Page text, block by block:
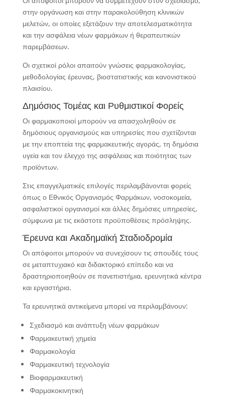
στην οργάνωση και στην παρακολούθηση κλινικών
μελετών, οι οποίες εξετάζουν την αποτελεσματικότητα
και την ασφάλεια νέων φαρμάκων ή θεραπευτικών
παρεμβάσεων.
Οι σχετικοί ρόλοι απαιτούν γνώσεις φαρμακολογίας,
μεθοδολογίας έρευνας, βιοστατιστικής και κανονιστικού
πλαισίου.
Δημόσιος Τομέας και Ρυθμιστικοί Φορείς
Οι φαρμακοποιοί μπορούν να απασχοληθούν σε
δημόσιους οργανισμούς και υπηρεσίες που σχετίζονται
με την εποπτεία της φαρμακευτικής αγοράς, τη δημόσια
υγεία και τον έλεγχο της ασφάλειας και ποιότητας των
προϊόντων.
Στις επαγγελματικές επιλογές περιλαμβάνονται φορείς
όπως ο Εθνικός Οργανισμός Φαρμάκων, νοσοκομεία,
ασφαλιστικοί οργανισμοί και άλλες δημόσιες υπηρεσίες,
σύμφωνα με τις εκάστοτε προϋποθέσεις πρόσληψης.
Έρευνα και Ακαδημαϊκή Σταδιοδρομία
Οι απόφοιτοι μπορούν να συνεχίσουν τις σπουδές τους
σε μεταπτυχιακό και διδακτορικό επίπεδο και να
δραστηριοποιηθούν σε πανεπιστήμια, ερευνητικά κέντρα
και εργαστήρια.
Τα ερευνητικά αντικείμενα μπορεί να περιλαμβάνουν:
Σχεδιασμό και ανάπτυξη νέων φαρμάκων
Φαρμακευτική χημεία
Φαρμακολογία
Φαρμακευτική τεχνολογία
Βιοφαρμακευτική
Φαρμακοκινητική